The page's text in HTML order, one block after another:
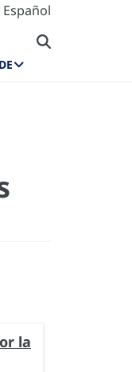
Español
la